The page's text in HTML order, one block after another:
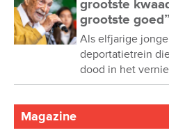
grootste
grootste goed”
Als elfjarige
deportatietrein
dood in het
Magazine